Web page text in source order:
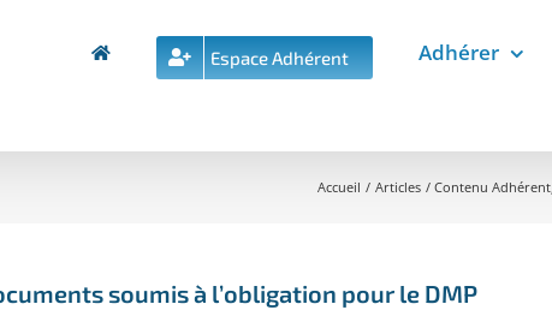
Espace Adhérent Adhérer
Accueil Articles Contenu Adhérent
soumis à l’obligation pour le DMP